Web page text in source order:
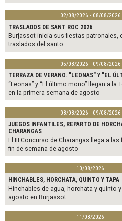
02/08/2026 - 08/08/2026
TRASLADOS DE SANT ROC 2026
Burjassot inicia sus fiestas patronales,
traslados del santo
05/08/2026 - 09/08/2026
TERRAZA DE VERANO. "LEONAS" Y "EL
“Leonas” y “El último mono” llegan a
en la primera semana de agosto
08/08/2026 - 09/08/2026
JUEGOS INFANTILES, REPARTO DE
CHARANGAS
El III Concurso de Charangas llega a
fin de semana de agosto
10/08/2026
HINCHABLES, HORCHATA, QUINTO Y TAPA
Hinchables de agua, horchata y quinto
agosto en Burjassot
11/08/2026